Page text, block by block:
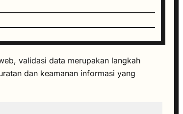
validasi data merupakan langkah
dan keamanan informasi yang